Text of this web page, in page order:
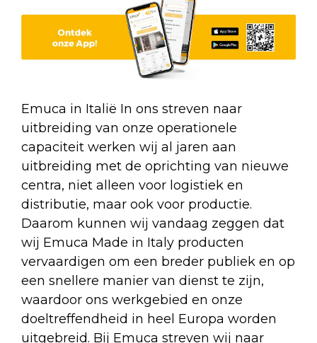
Emuca in Italië In ons streven naar
uitbreiding van onze operationele
capaciteit werken wij al jaren aan
uitbreiding met de oprichting van nieuwe
centra, niet alleen voor logistiek en
distributie, maar ook voor productie.
Daarom kunnen wij vandaag zeggen dat
wij Emuca Made in Italy producten
vervaardigen om een breder publiek en op
een snellere manier van dienst te zijn,
waardoor ons werkgebied en onze
doeltreffendheid in heel Europa worden
uitgebreid. Bij Emuca streven wij naar